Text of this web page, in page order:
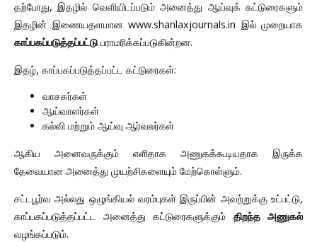
தற்போது, இதழில் வெளியிடப்படும் அனைத்து ஆய்வுக் கட்டுரைகளும்
இதழின் இணையதளமான www.shanlaxjournals.in இல் முறையாக
காப்பகப்படுத்தப்பட்டுபராமரிக்கப்படுகின்றன.
இதழ், காப்பகப்படுத்தப்பட்ட கட்டுரைகள்:
வாசகர்கள்
ஆய்வாளர்கள்
கல்வி மற்றும் ஆய்வு ஆர்வலர்கள்
ஆகிய அனைவருக்கும் எளிதாக அணுகக்கூடியதாக இருக்க
தேவையான அனைத்து முயற்சிகளையும் மேற்கொள்ளும்.
சட்டபூர்வ அல்லது ஒழுங்கியல் வரம்புகள் இருப்பின் அவற்றுக்கு உட்பட்டு,
காப்பகப்படுத்தப்பட்ட அனைத்து கட்டுரைகளுக்கும் திறந்த அணுகல்
வழங்கப்படும்.